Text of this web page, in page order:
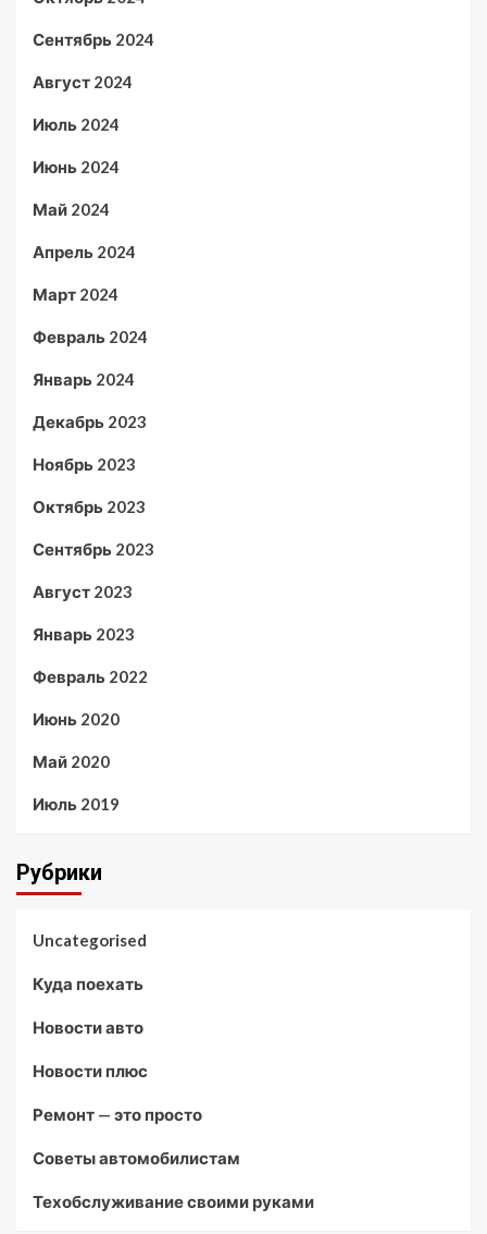
Сентябрь 2024
Август 2024
Июль 2024
Июнь 2024
Май 2024
Апрель 2024
Март 2024
Февраль 2024
Январь 2024
Декабрь 2023
Ноябрь 2023
Октябрь 2023
Сентябрь 2023
Август 2023
Январь 2023
Февраль 2022
Июнь 2020
Май 2020
Июль 2019
Рубрики
Uncategorised
Куда поехать
Новости авто
Новости плюс
Ремонт — это просто
Советы автомобилистам
Техобслуживание своими руками